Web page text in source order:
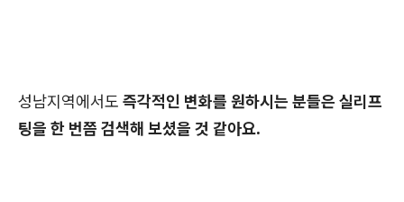
성남지역에서도 즉각적인 변화를 원하시는 분들은 실리프
팅을 한 번쯤 검색해 보셨을 것 같아요.